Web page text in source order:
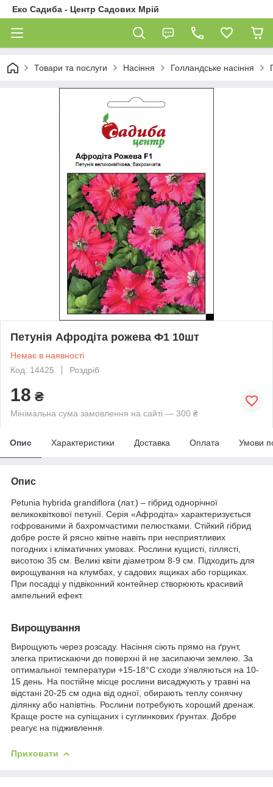
Еко Садиба - Центр Садових Мрій
Товари та послуги Насіння Голландське насіння
Петунія Афродіта рожева Ф1 10шт
Немає в наявності
Код: 14425
Роздріб
18 ₴
Мінімальна сума замовлення на сайті — 300 ₴
Опис Характеристики Доставка Оплата Умови
Опис
Petunia hybrida grandiflora (лат.) – гібрид однорічної
великоквіткової петунії. Серія «Афродіта» характеризується
гофрованими й бахромчастими пелюстками. Стійкий гібрид
добре росте й рясно квітне навіть при несприятливих
погодних і кліматичних умовах. Рослини кущисті, гіллясті,
висотою 35 см. Великі квіти діаметром 8-9 см. Підходить для
вирощування на клумбах, у садових ящиках або горщиках.
При посадці у підвіконний контейнер створюють красивий
ампельний ефект.
Вирощування
Вирощують через розсаду. Насіння сіють прямо на ґрунт,
злегка притискаючи до поверхні й не засипаючи землею. За
оптимальної температури +15-18°С сходи з'являються на 10-
15 день. На постійне місце рослини висаджують у травні на
відстані 20-25 см одна від одної, обирають теплу сонячну
ділянку або напівтінь. Рослини потребують хороший дренаж.
Краще росте на супіщаних і суглинкових ґрунтах. Добре
реагує на підживлення.
Приховати